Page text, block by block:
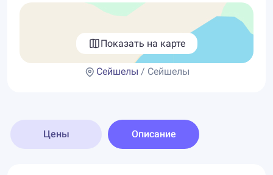
Показать на карте
Сейшелы / Сейшелы
Цены Описание